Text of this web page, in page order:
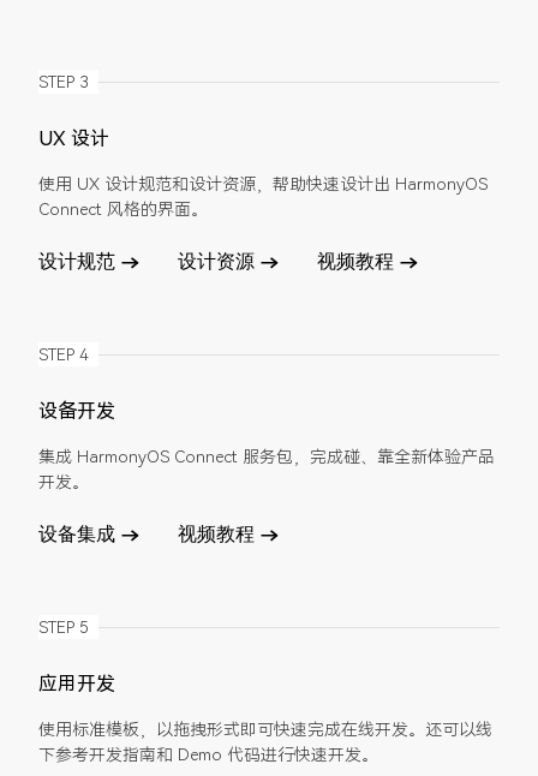
STEP 3
UX 设计
使用 UX 设计规范和设计资源，帮助快速设计出 HarmonyOS
Connect 风格的界面。
设计规范 设计资源 视频教程
STEP 4
设备开发
集成 HarmonyOS Connect 服务包，完成碰、靠全新体验产品
开发。
设备集成 视频教程
STEP 5
应用开发
使用标准模板，以拖拽形式即可快速完成在线开发。还可以线
下参考开发指南和 Demo 代码进行快速开发。